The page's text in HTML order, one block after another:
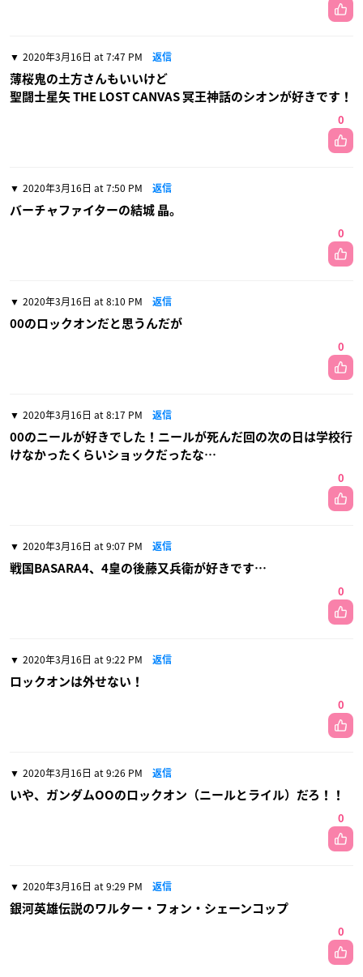
2020年3月16日 at 7:47 PM 返信
薄桜鬼の土方さんもいいけど
聖闘士星矢 THE LOST CANVAS 冥王神話のシオンが好きです！
0
2020年3月16日 at 7:50 PM 返信
バーチャファイターの結城 晶。
0
2020年3月16日 at 8:10 PM 返信
00のロックオンだと思うんだが
0
2020年3月16日 at 8:17 PM 返信
00のニールが好きでした！ニールが死んだ回の次の日は学校行
けなかったくらいショックだったな…
0
2020年3月16日 at 9:07 PM 返信
戦国BASARA4、4皇の後藤又兵衛が好きです…
0
2020年3月16日 at 9:22 PM 返信
ロックオンは外せない！
0
2020年3月16日 at 9:26 PM 返信
いや、ガンダムOOのロックオン（ニールとライル）だろ！！
0
2020年3月16日 at 9:29 PM 返信
銀河英雄伝説のワルター・フォン・シェーンコップ
0